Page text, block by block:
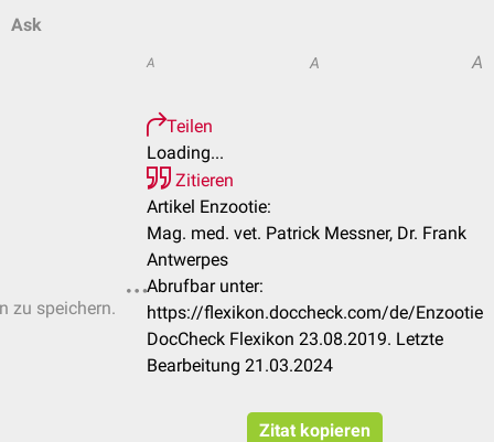
Ask
zu speichern.
A A A
Teilen
Loading...
Zitieren
Artikel Enzootie:
Mag. med. vet. Patrick Messner, Dr. Frank
Antwerpes
Abrufbar unter:
https://flexikon.doccheck.com/de/Enzootie
DocCheck Flexikon 23.08.2019. Letzte
Bearbeitung 21.03.2024
Zitat kopieren